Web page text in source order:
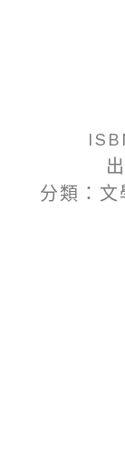
分類：